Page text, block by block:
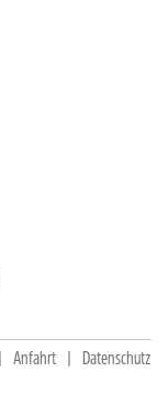
Anfahrt Datenschutz